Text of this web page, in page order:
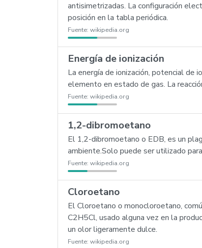
antisimetrizadas. La configuración
posición en la tabla periódica.
Fuente: wikipedia.org
Energía de ionización
La energía de ionización, potencial de
elemento en estado de gas. La
Fuente: wikipedia.org
1,2-dibromoetano
El 1,2-dibromoetano o EDB, es un
ambiente.Solo puede ser utilizado
Fuente: wikipedia.org
Cloroetano
El Cloroetano o monocloroetano,
C2H5Cl, usado alguna vez en la
un olor ligeramente dulce.
Fuente: wikipedia.org